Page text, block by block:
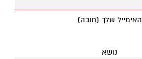
האימייל שלך (חובה)
נושא